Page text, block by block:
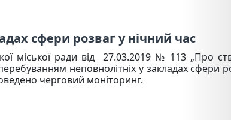
сфери розваг у нічний час
міської ради від 27.03.2019 № 113 „Про
неповнолітніх у закладах сфери
черговий моніторинг.